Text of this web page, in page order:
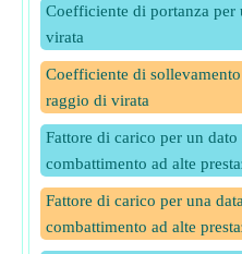
Coefficiente di portanza per
virata
Coefficiente di
raggio di virata
Fattore di carico per un
combattimento ad alte
Fattore di carico per una
combattimento ad alte